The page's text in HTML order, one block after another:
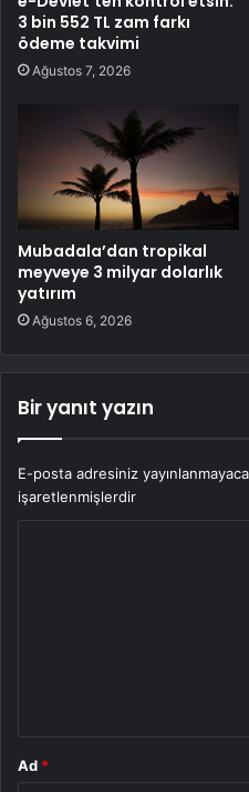
3 bin 552 TL zam farkı
ödeme takvimi
Ağustos 7, 2026
Mubadala’dan tropikal
meyveye 3 milyar dolarlık
yatırım
Ağustos 6, 2026
Bir yanıt yazın
E-posta adresiniz
işaretlenmişlerdir
Ad *